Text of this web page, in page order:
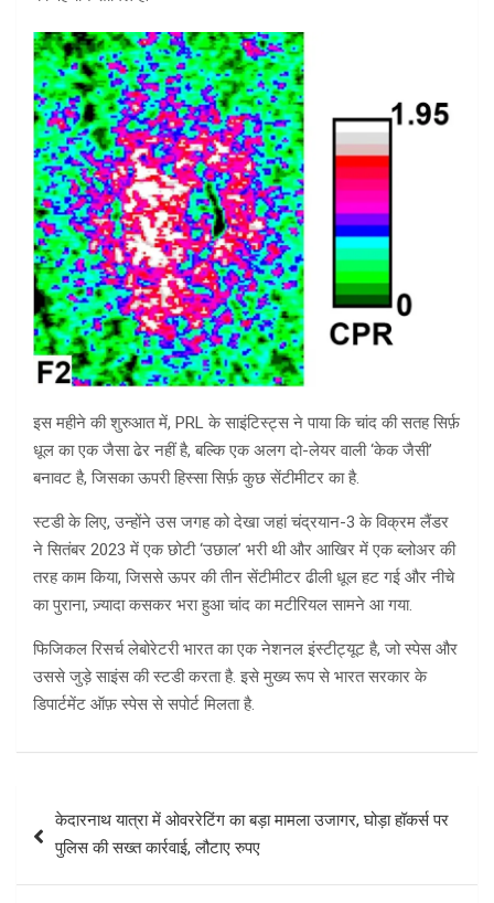
इस महीने की शुरुआत में, PRL के साइंटिस्ट्स ने पाया कि चांद की सतह सिर्फ़
धूल का एक जैसा ढेर नहीं है, बल्कि एक अलग दो-लेयर वाली ‘केक जैसी’
बनावट है, जिसका ऊपरी हिस्सा सिर्फ़ कुछ सेंटीमीटर का है.
स्टडी के लिए, उन्होंने उस जगह को देखा जहां चंद्रयान-3 के विक्रम लैंडर
ने सितंबर 2023 में एक छोटी ‘उछाल’ भरी थी और आखिर में एक ब्लोअर की
तरह काम किया, जिससे ऊपर की तीन सेंटीमीटर ढीली धूल हट गई और नीचे
का पुराना, ज़्यादा कसकर भरा हुआ चांद का मटीरियल सामने आ गया.
फिजिकल रिसर्च लेबोरेटरी भारत का एक नेशनल इंस्टीट्यूट है, जो स्पेस और
उससे जुड़े साइंस की स्टडी करता है. इसे मुख्य रूप से भारत सरकार के
डिपार्टमेंट ऑफ़ स्पेस से सपोर्ट मिलता है.
navigation
केदारनाथ यात्रा में ओवररेटिंग का बड़ा मामला उजागर, घोड़ा हॉकर्स पर
पुलिस की सख्त कार्रवाई, लौटाए रुपए